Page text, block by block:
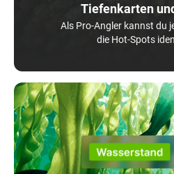
Tiefenkarten
Als Pro-Angler kannst du
die Hot-Spots